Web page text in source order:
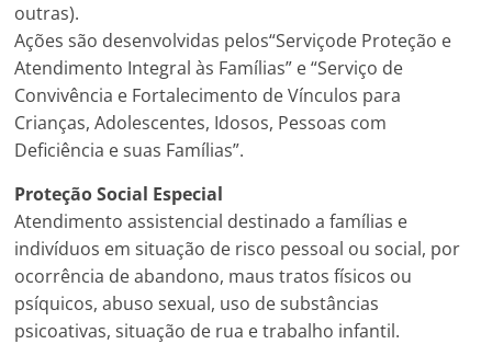
outras).
Ações são desenvolvidas pelos“Serviçode Proteção e
Atendimento Integral às Famílias” e “Serviço de
Convivência e Fortalecimento de Vínculos para
Crianças, Adolescentes, Idosos, Pessoas com
Deficiência e suas Famílias”.
Proteção Social Especial
Atendimento assistencial destinado a famílias e
indivíduos em situação de risco pessoal ou social, por
ocorrência de abandono, maus tratos físicos ou
psíquicos, abuso sexual, uso de substâncias
psicoativas, situação de rua e trabalho infantil.